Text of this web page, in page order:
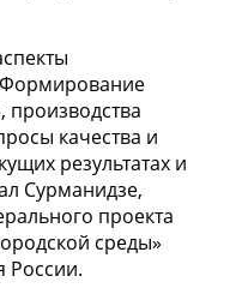
производства
качества и
результатах и
Сурманидзе,
проекта
среды»
России.